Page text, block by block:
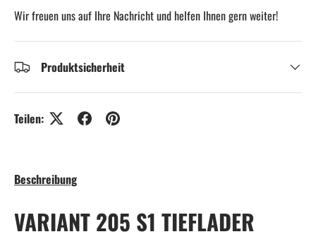
Wir freuen uns auf Ihre Nachricht und helfen Ihnen gern weiter!
Produktsicherheit
Teilen:
Beschreibung
VARIANT 205 S1 TIEFLADER